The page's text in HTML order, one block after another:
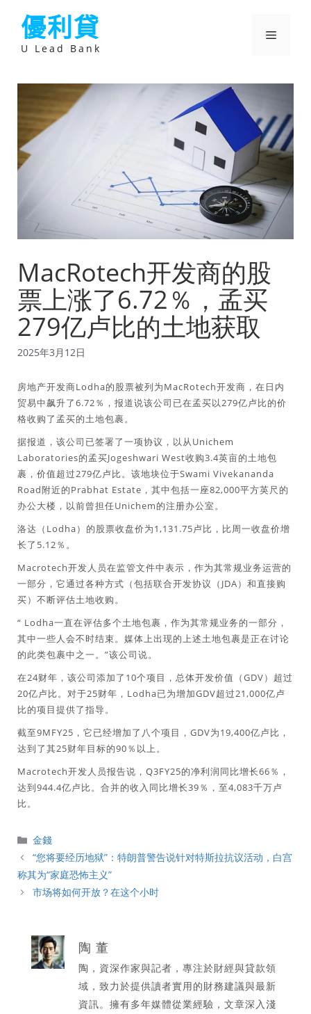
優利貸
U Lead Bank
選
MacRotech开发商的股
票上涨了6.72％，孟买
279亿卢比的土地获取
2025年3月12日
房地产开发商Lodha的股票被列为MacRotech开发商，在日内
贸易中飙升了6.72％，报道说该公司已在孟买以279亿卢比的价
格收购了孟买的土地包裹。
据报道，该公司已签署了一项协议，以从Unichem
Laboratories的孟买Jogeshwari West收购3.4英亩的土地包
裹，价值超过279亿卢比。该地块位于Swami Vivekananda
Road附近的Prabhat Estate，其中包括一座82,000平方英尺的
办公大楼，以前曾担任Unichem的注册办公室。
洛达（Lodha）的股票收盘价为1,131.75卢比，比周一收盘价增
长了5.12％。
Macrotech开发人员在监管文件中表示，作为其常规业务运营的
一部分，它通过各种方式（包括联合开发协议（JDA）和直接购
买）不断评估土地收购。
“ Lodha一直在评估多个土地包裹，作为其常规业务的一部分，
其中一些人会不时结束。媒体上出现的上述土地包裹是正在讨论
的此类包裹中之一。”该公司说。
在24财年，该公司添加了10个项目，总体开发价值（GDV）超过
20亿卢比。对于25财年，Lodha已为增加GDV超过21,000亿卢
比的项目提供了指导。
截至9MFY25，它已经增加了八个项目，GDV为19,400亿卢比，
达到了其25财年目标的90％以上。
Macrotech开发人员报告说，Q3FY25的净利润同比增长66％，
达到944.4亿卢比。合并的收入同比增长39％，至4,083千万卢
比。
分
類
金錢
“您将要经历地狱”：特朗普警告说针对特斯拉抗议活动，白宫
称其为“家庭恐怖主义”
市场将如何开放？在这个小时
陶 董
陶，資深作家與記者，專注於財經與貸款領
域，致力於提供讀者實用的財務建議與最新
資訊。擁有多年媒體從業經驗，文章深入淺